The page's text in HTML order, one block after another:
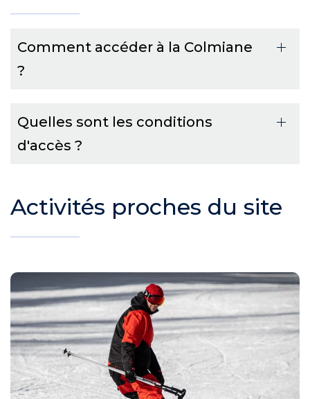
Comment accéder à la Colmiane
?
Quelles sont les conditions
d'accès ?
Activités proches du site